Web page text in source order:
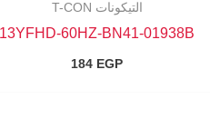
التيكونات T-CON
13YFHD-60HZ-BN41-01938B
184 EGP